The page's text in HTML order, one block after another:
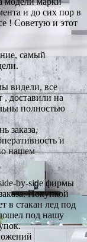
и до сих пор в
! Советую и этот
самый
видели, все
, доставили на
полностью
заказа,
и
нашем
by-side фирмы
Покупкой
в стакан лед под
под нашу